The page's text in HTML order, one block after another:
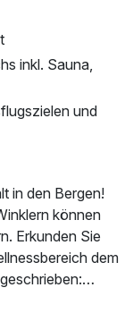
inkl. Sauna,
und
in den Bergen!
können
Erkunden Sie
dem
für